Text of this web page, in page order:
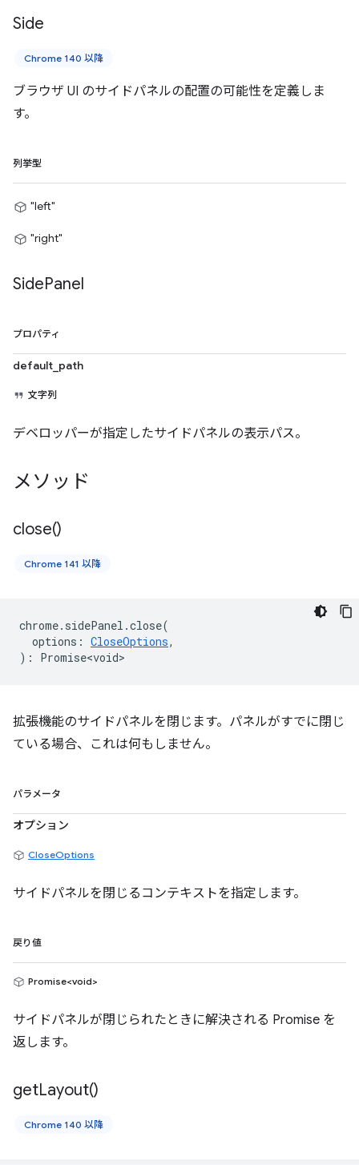
Side
Chrome 140 以降
ブラウザ UI のサイドパネルの配置の可能性を定義しま
す。
列挙型
"left"
"right"
SidePanel
プロパティ
default_path
文字列
デベロッパーが指定したサイドパネルの表示パス。
メソッド
close()
Chrome 141 以降
chrome. sidePanel .close(
options : CloseOptions,
) : Promise<void>
拡張機能のサイドパネルを閉じます。パネルがすでに閉じ
ている場合、これは何もしません。
パラメータ
オプション
CloseOptions
サイドパネルを閉じるコンテキストを指定します。
戻り値
Promise<void>
サイドパネルが閉じられたときに解決される Promise を
返します。
getLayout()
Chrome 140 以降